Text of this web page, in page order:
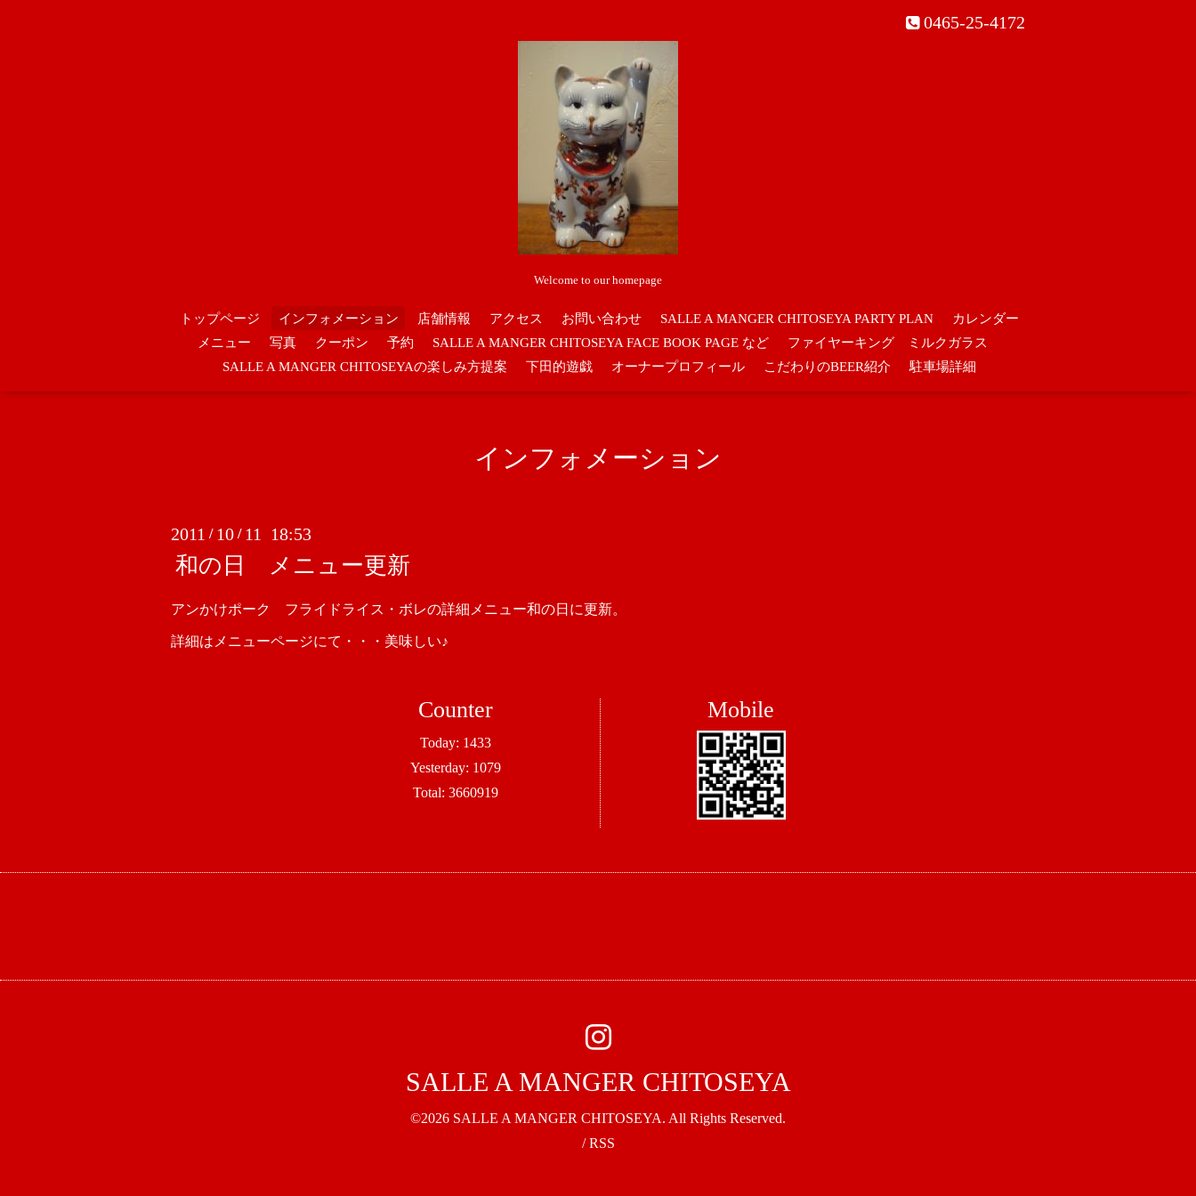
0465-25-4172
Welcome to our homepage
トップページ インフォメーション 店舗情報 アクセス お問い合わせ SALLE A MANGER CHITOSEYA PARTY PLAN
カレンダー
メニュー
写真 クーポン 予約 SALLE A MANGER CHITOSEYA FACE BOOK PAGE など
ファイヤーキング ミルクガラス
SALLE A MANGER CHITOSEYAの楽しみ方提案
下田的遊戯 オーナープロフィール こだわりのBEER紹介 駐車場詳細
インフォメーション
2011 / 10 / 11 18:53
和の日 メニュー更新
アンかけポーク フライドライス・ボレの詳細メニュー和の日に更新。
詳細はメニューページにて・・・美味しい♪
Counter
Today: 1433
Yesterday: 1079
Total: 3660919
Mobile
SALLE A MANGER CHITOSEYA
©2026 SALLE A MANGER CHITOSEYA. All Rights Reserved.
/RSS